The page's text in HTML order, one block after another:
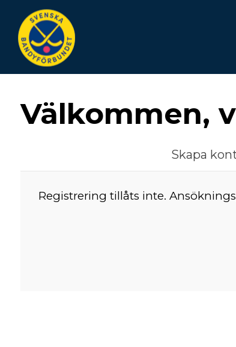
Välkommen,
Skapa
Registrering tillåts inte.